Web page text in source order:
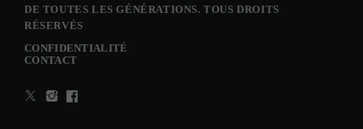
DE TOUTES LES GÉNÉRATIONS. TOUS DROITS
RÉSERVÉS
CONFIDENTIALITÉ
CONTACT